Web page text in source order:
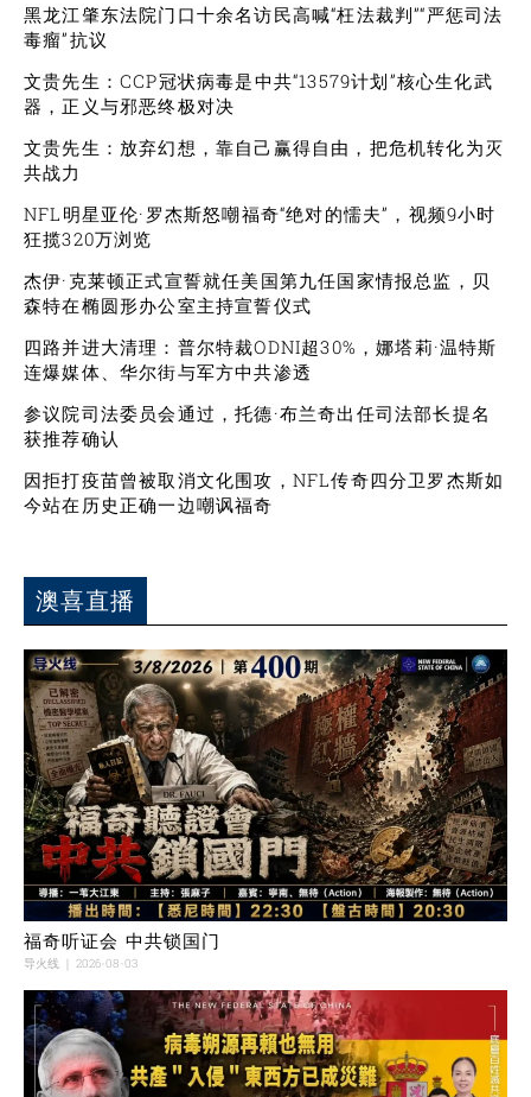
黑龙江肇东法院门口十余名访民高喊“枉法裁判”“严惩司法
毒瘤”抗议
文贵先生：CCP冠状病毒是中共“13579计划”核心生化武
器，正义与邪恶终极对决
文贵先生：放弃幻想，靠自己赢得自由，把危机转化为灭
共战力
NFL明星亚伦·罗杰斯怒嘲福奇“绝对的懦夫”，视频9小时
狂揽320万浏览
杰伊·克莱顿正式宣誓就任美国第九任国家情报总监，贝
森特在椭圆形办公室主持宣誓仪式
四路并进大清理：普尔特裁ODNI超30%，娜塔莉·温特斯
连爆媒体、华尔街与军方中共渗透
参议院司法委员会通过，托德·布兰奇出任司法部长提名
获推荐确认
因拒打疫苗曾被取消文化围攻，NFL传奇四分卫罗杰斯如
今站在历史正确一边嘲讽福奇
澳喜直播
福奇听证会 中共锁国门
导火线 2026-08-03